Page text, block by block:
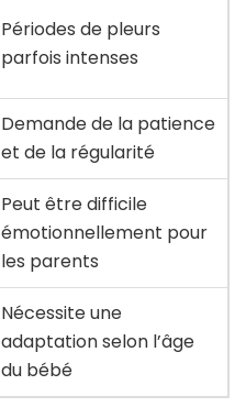
Périodes de pleurs
parfois intenses
Demande de la patience
et de la régularité
Peut être difficile
émotionnellement pour
les parents
Nécessite une
adaptation selon l’âge
du bébé